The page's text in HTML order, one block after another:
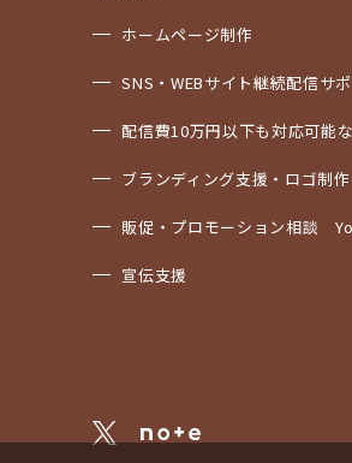
ホームページ制作
SNS・WEBサイト継続配信サ
配信費10万円以下も対応可能
ブランディング支援・ロゴ制作
販促・プロモーション相談
宣伝支援